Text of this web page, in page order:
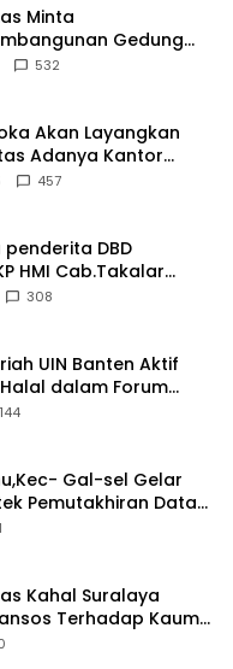
Minta
Gedung
Cisoka
532
Akan Layangkan
Adanya Kantor
457
DBD
HMI Cab.Takalar
308
UIN Banten Aktif
dalam Forum
144
Gal-sel Gelar
Pemutakhiran Data
Kahal Suralaya
Terhadap Kaum
Piatu